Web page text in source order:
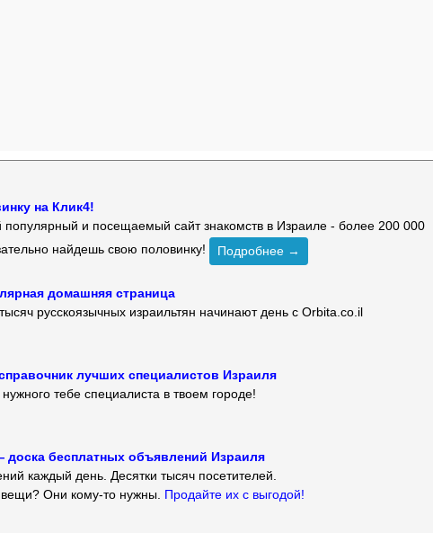
на Клик4!
и посещаемый сайт знакомств в Израиле - более 200 000
найдешь свою половинку!
Подробнее →
домашняя страница
русскоязычных израильтян начинают день с Orbita.co.il
лучших специалистов Израиля
тебе специалиста в твоем городе!
бесплатных объявлений Израиля
каждый день. Десятки тысяч посетителей.
Они кому-то нужны. Продайте их с выгодой!